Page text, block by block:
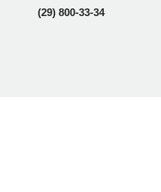
(29) 800-33-34